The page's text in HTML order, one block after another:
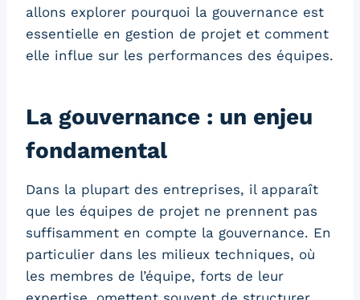
allons explorer pourquoi la gouvernance est
essentielle en gestion de projet et comment
elle influe sur les performances des équipes.
La gouvernance : un enjeu
fondamental
Dans la plupart des entreprises, il apparaît
que les équipes de projet ne prennent pas
suffisamment en compte la gouvernance. En
particulier dans les milieux techniques, où
les membres de l’équipe, forts de leur